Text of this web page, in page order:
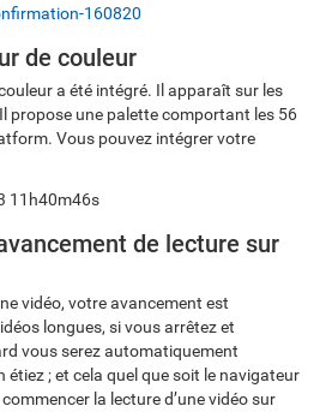
160820
de couleur
a été intégré. Il apparaît sur les
propose une palette comportant les 56
Vous pouvez intégrer votre
de lecture sur
vidéo, votre avancement est
longues, si vous arrêtez et
vous serez automatiquement
étiez ; et cela quel que soit le navigateur
la lecture d’une vidéo sur